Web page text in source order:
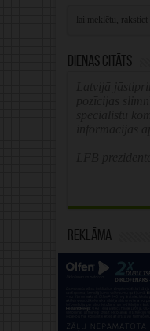
Dienas citāts
Reklāma